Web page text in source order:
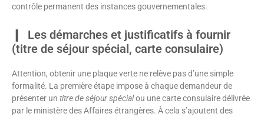
contrôle permanent des instances gouvernementales.
Les démarches et justificatifs à fournir
(titre de séjour spécial, carte consulaire)
Attention, obtenir une plaque verte ne relève pas d’une simple
formalité. La première étape impose à chaque demandeur de
présenter un titre de séjour spécialou une carte consulaire délivrée
par le ministère des Affaires étrangères. À cela s’ajoutent des